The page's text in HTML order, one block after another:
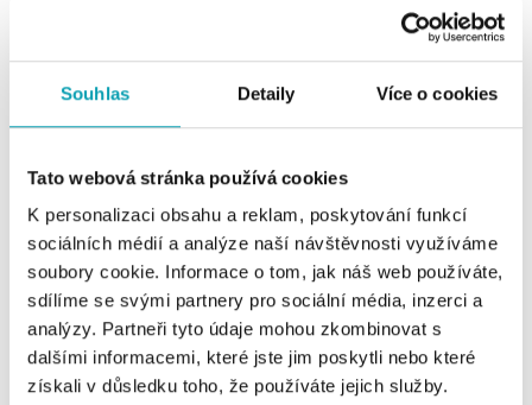
Souhlas Detaily Více o cookies
Tato webová stránka používá cookies
K personalizaci obsahu a reklam, poskytování funkcí
sociálních médií a analýze naší návštěvnosti využíváme
soubory cookie. Informace o tom, jak náš web používáte,
sdílíme se svými partnery pro sociální média, inzerci a
analýzy. Partneři tyto údaje mohou zkombinovat s
dalšími informacemi, které jste jim poskytli nebo které
získali v důsledku toho, že používáte jejich služby.
ALOVE
Náušnice s diamantmi Tender
Touch
od 7 056 €
ALOVE
Náušnice s diamantmi Sparkling
Eclipse
od 8 783 €
1 ⋯ 73 74 75